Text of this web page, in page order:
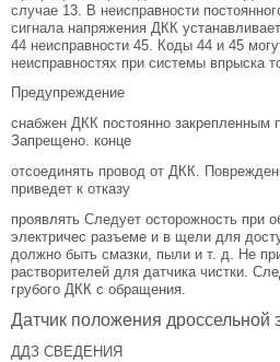
случае 13. В неисправности
сигнала напряжения ДКК
44 неисправности 45. Коды 44 и 45
неисправностях при системы впрыска
Предупреждение
снабжен ДКК постоянно закрепленным
Запрещено. конце
отсоединять провод от ДКК.
приведет к отказу
проявлять Следует осторожность при
электричес разъеме и в щели для
должно быть смазки, пыли и т. д. Не
растворителей для датчика чистки.
грубого ДКК с обращения.
Датчик положения
ДДЗ СВЕДЕНИЯ